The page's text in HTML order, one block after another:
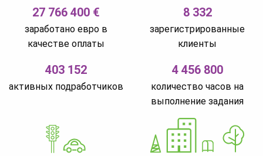
27 766 400 €
заработано евро в
качестве оплаты
8 332
зарегистрированные
клиенты
403 152
активных подработчиков
4 456 800
количество часов на
выполнение задания